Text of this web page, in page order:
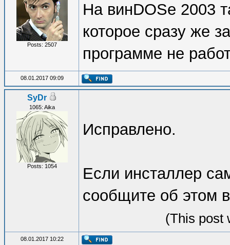
Posts: 2507
На винDOSе 2003
которое сразу же
программе не
08.01.2017 09:09
SyDr
1065: Aika
Posts: 1054
Исправлено.
Если инсталлер
сообщите об этом
(This post
08.01.2017 10:22